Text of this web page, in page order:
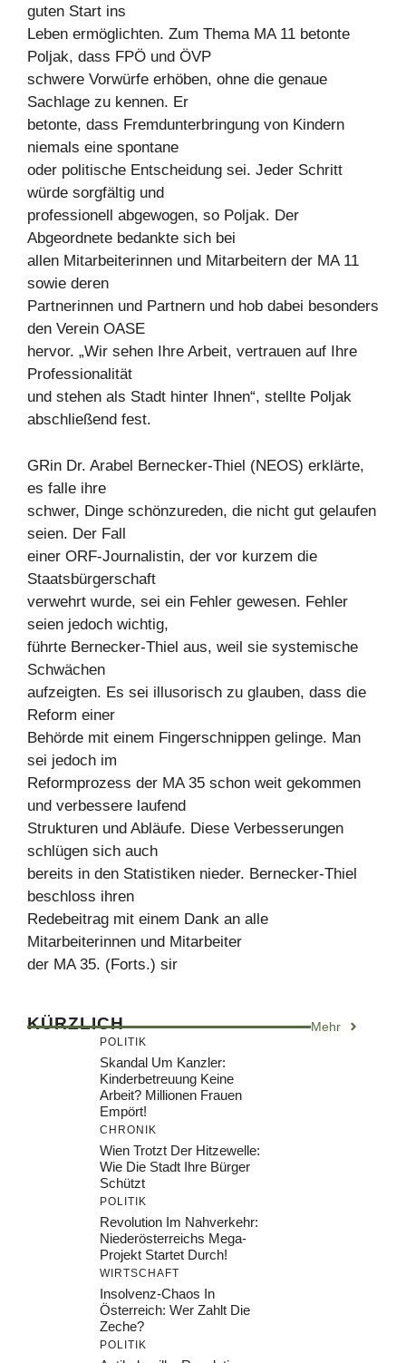
guten Start ins
Leben ermöglichten. Zum Thema MA 11 betonte
Poljak, dass FPÖ und ÖVP
schwere Vorwürfe erhöben, ohne die genaue
Sachlage zu kennen. Er
betonte, dass Fremdunterbringung von Kindern
niemals eine spontane
oder politische Entscheidung sei. Jeder Schritt
würde sorgfältig und
professionell abgewogen, so Poljak. Der
Abgeordnete bedankte sich bei
allen Mitarbeiterinnen und Mitarbeitern der MA 11
sowie deren
Partnerinnen und Partnern und hob dabei besonders
den Verein OASE
hervor. „Wir sehen Ihre Arbeit, vertrauen auf Ihre
Professionalität
und stehen als Stadt hinter Ihnen“, stellte Poljak
abschließend fest.
GRin Dr. Arabel Bernecker-Thiel (NEOS) erklärte,
es falle ihre
schwer, Dinge schönzureden, die nicht gut gelaufen
seien. Der Fall
einer ORF-Journalistin, der vor kurzem die
Staatsbürgerschaft
verwehrt wurde, sei ein Fehler gewesen. Fehler
seien jedoch wichtig,
führte Bernecker-Thiel aus, weil sie systemische
Schwächen
aufzeigten. Es sei illusorisch zu glauben, dass die
Reform einer
Behörde mit einem Fingerschnippen gelinge. Man
sei jedoch im
Reformprozess der MA 35 schon weit gekommen
und verbessere laufend
Strukturen und Abläufe. Diese Verbesserungen
schlügen sich auch
bereits in den Statistiken nieder. Bernecker-Thiel
beschloss ihren
Redebeitrag mit einem Dank an alle
Mitarbeiterinnen und Mitarbeiter
der MA 35. (Forts.) sir
KÜRZLICH Mehr
POLITIK
Skandal Um Kanzler:
Kinderbetreuung Keine
Arbeit? Millionen Frauen
Empört!
CHRONIK
Wien Trotzt Der Hitzewelle:
Wie Die Stadt Ihre Bürger
Schützt
POLITIK
Revolution Im Nahverkehr:
Niederösterreichs Mega-
Projekt Startet Durch!
WIRTSCHAFT
Insolvenz-Chaos In
Österreich: Wer Zahlt Die
Zeche?
POLITIK